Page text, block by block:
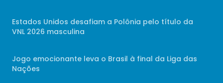
Estados Unidos desafiam a Polônia pelo título da
VNL 2026 masculina
Jogo emocionante leva o Brasil à final da Liga das
Nações